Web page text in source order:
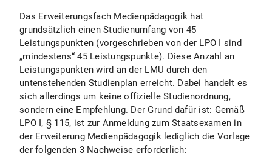
Das Erweiterungsfach Medienpädagogik hat
grundsätzlich einen Studienumfang von 45
Leistungspunkten (vorgeschrieben von der LPO I sind
„mindestens“ 45 Leistungspunkte). Diese Anzahl an
Leistungspunkten wird an der LMU durch den
untenstehenden Studienplan erreicht. Dabei handelt es
sich allerdings um keine offizielle Studienordnung,
sondern eine Empfehlung. Der Grund dafür ist: Gemäß
LPO I, § 115, ist zur Anmeldung zum Staatsexamen in
der Erweiterung Medienpädagogik lediglich die Vorlage
der folgenden 3 Nachweise erforderlich: